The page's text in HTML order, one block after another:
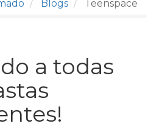
Blogs Teenspace
a todas